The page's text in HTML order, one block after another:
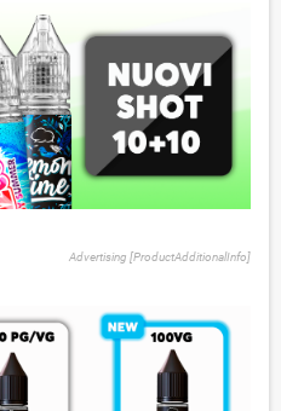
Advertising [ProductAdditionalInfo]